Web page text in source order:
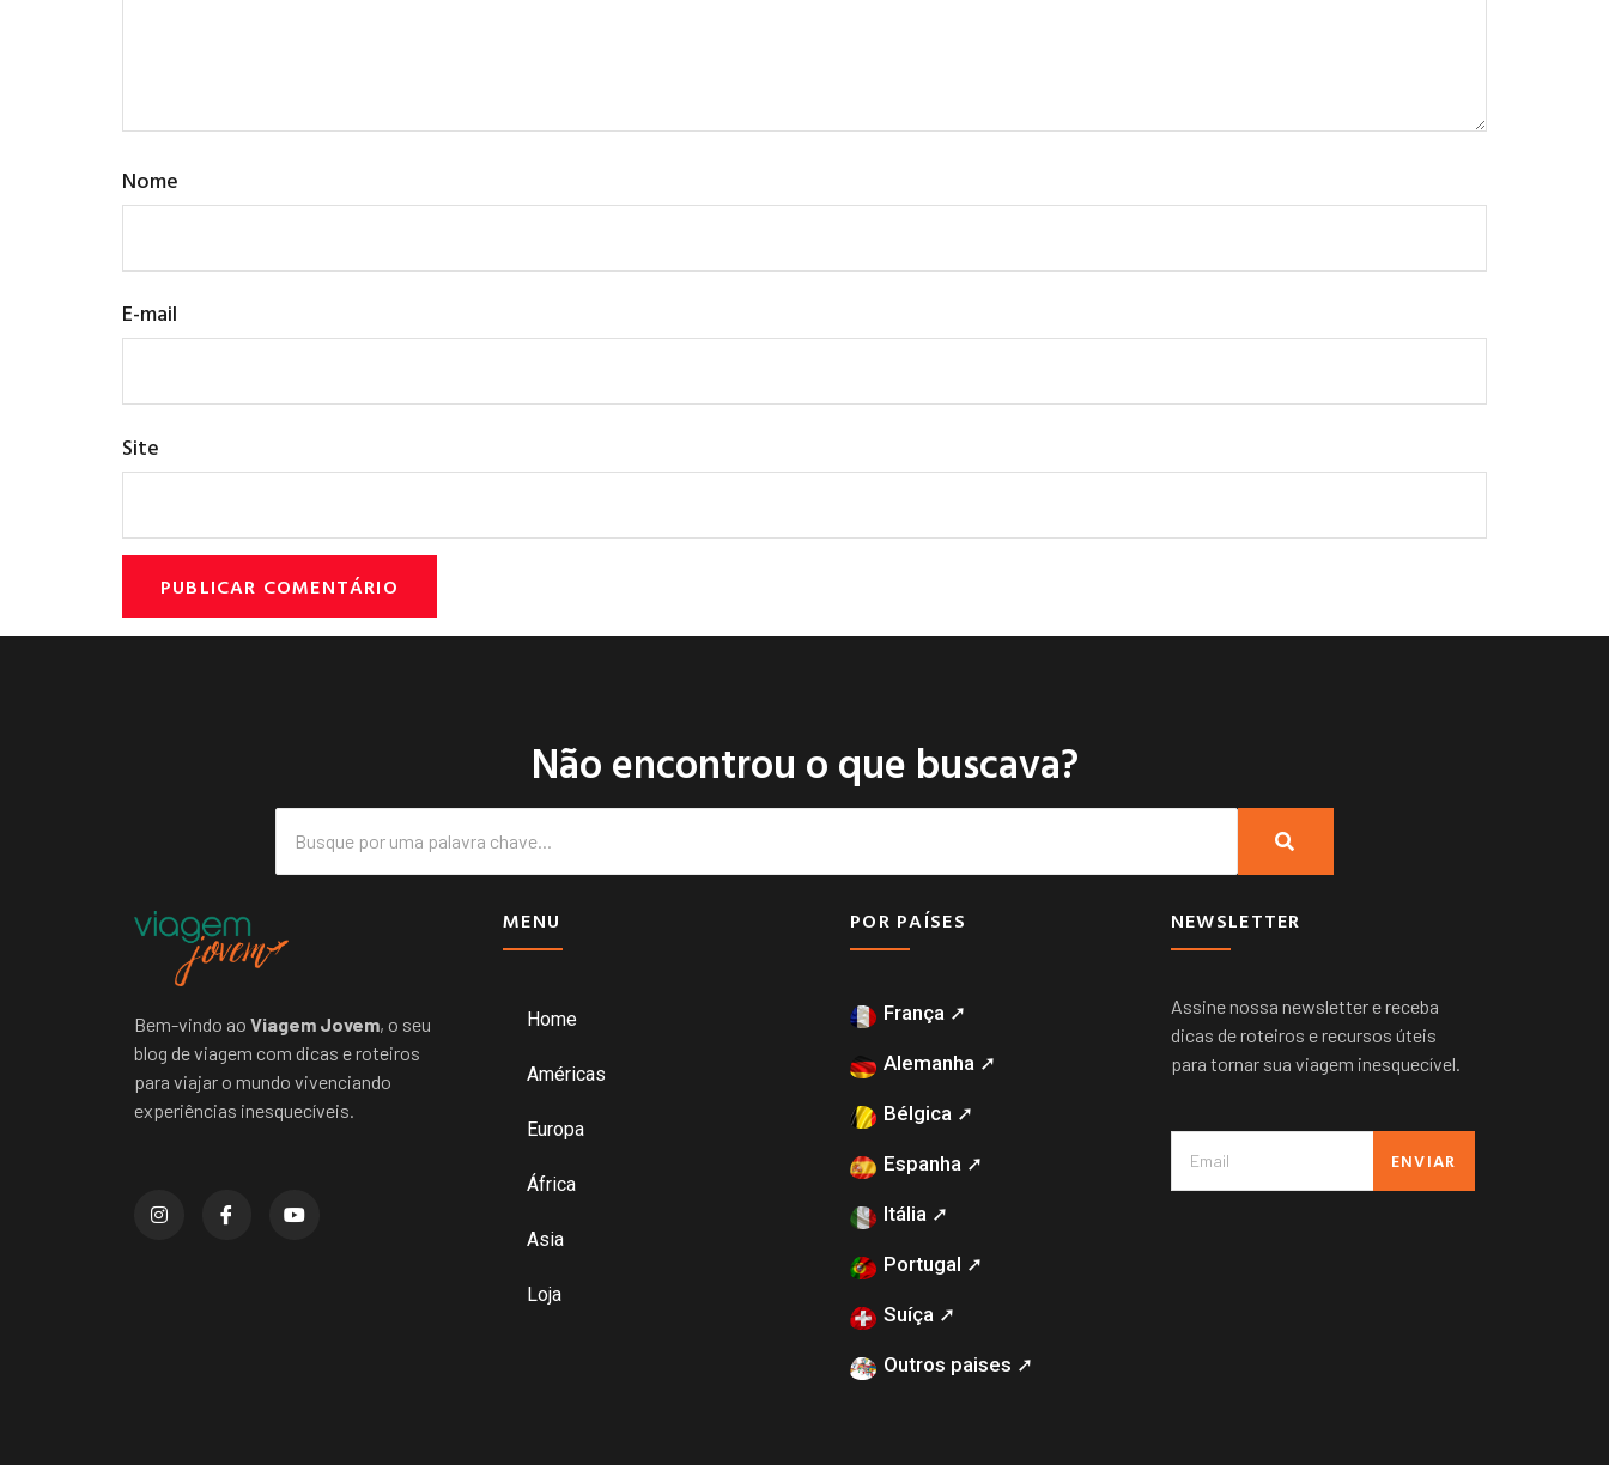
Nome
E-mail
Site
Não encontrou o que buscava?
Bem-vindo ao Viagem Jovem, o seu
blog de viagem com dicas e roteiros
para viajar o mundo vivenciando
experiências inesquecíveis.
MENU
Home
Américas
Europa
África
Asia
Loja
POR PAÍSES
França ➚
Alemanha ➚
Bélgica ➚
Espanha ➚
Itália ➚
Portugal ➚
Suíça ➚
Outros paises ➚
NEWSLETTER
Assine nossa newsletter e receba
dicas de roteiros e recursos úteis
para tornar sua viagem inesquecível.
ENVIAR